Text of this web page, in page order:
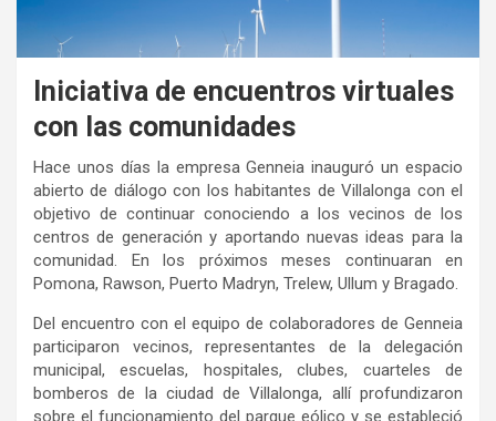
Iniciativa de encuentros virtuales
con las comunidades
Hace unos días la empresa Genneia inauguró un espacio
abierto de diálogo con los habitantes de Villalonga con el
objetivo de continuar conociendo a los vecinos de los
centros de generación y aportando nuevas ideas para la
comunidad. En los próximos meses continuaran en
Pomona, Rawson, Puerto Madryn, Trelew, Ullum y Bragado.
Del encuentro con el equipo de colaboradores de Genneia
participaron vecinos, representantes de la delegación
municipal, escuelas, hospitales, clubes, cuarteles de
bomberos de la ciudad de Villalonga, allí profundizaron
sobre el funcionamiento del parque eólico y se estableció